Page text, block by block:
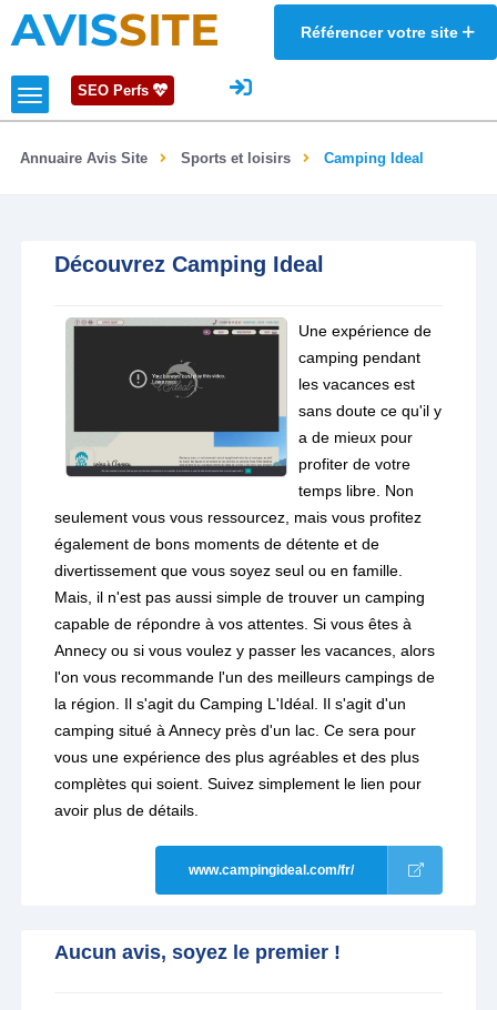
AVISSITE Référencer votre site
SEO Perfs
Annuaire Avis Site Sports et loisirs Camping Ideal
Découvrez Camping Ideal
Une expérience de
camping pendant
les vacances est
sans doute ce qu'il y
a de mieux pour
profiter de votre
temps libre. Non
seulement vous vous ressourcez, mais vous profitez
également de bons moments de détente et de
divertissement que vous soyez seul ou en famille.
Mais, il n'est pas aussi simple de trouver un camping
capable de répondre à vos attentes. Si vous êtes à
Annecy ou si vous voulez y passer les vacances, alors
l'on vous recommande l'un des meilleurs campings de
la région. Il s'agit du Camping L'Idéal. Il s'agit d'un
camping situé à Annecy près d'un lac. Ce sera pour
vous une expérience des plus agréables et des plus
complètes qui soient. Suivez simplement le lien pour
avoir plus de détails.
www.campingideal.com/fr/
Aucun avis, soyez le premier !